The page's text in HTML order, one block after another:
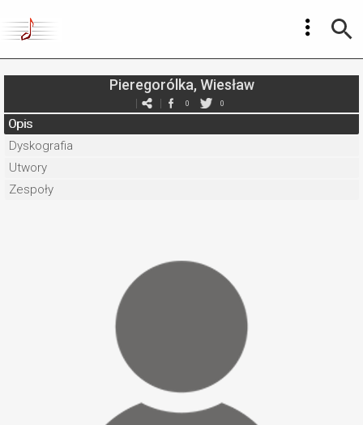
Pieregorólka, Wiesław
0 0
Opis
Dyskografia
Utwory
Zespoły